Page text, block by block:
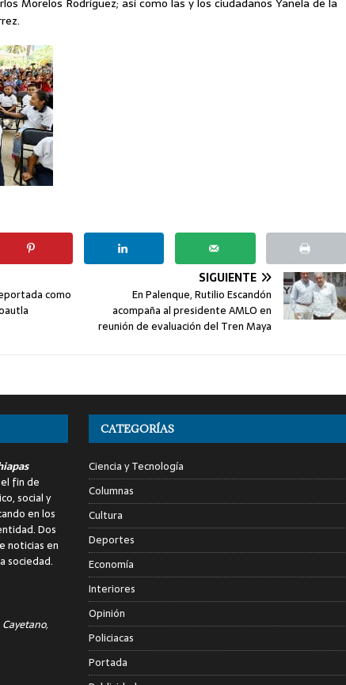
como
SIGUIENTE
En Palenque, Rutilio Escandón
acompaña al presidente AMLO en
reunión de evaluación del Tren Maya
fin de
social y
en los
Dos
noticias en
sociedad.
Cayetano,
CATEGORÍAS
Ciencia y Tecnología
Columnas
Cultura
Deportes
Economía
Interiores
Opinión
Policiacas
Portada